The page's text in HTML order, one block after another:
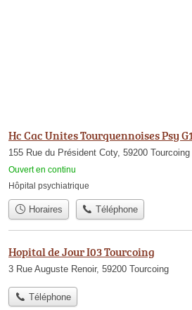
Hc Cac Unites Tourquennoises Psy
155 Rue du Président Coty, 59200 Tourcoing
Ouvert en continu
Hôpital psychiatrique
Horaires Téléphone
Hopital de Jour I03 Tourcoing
3 Rue Auguste Renoir, 59200 Tourcoing
Téléphone